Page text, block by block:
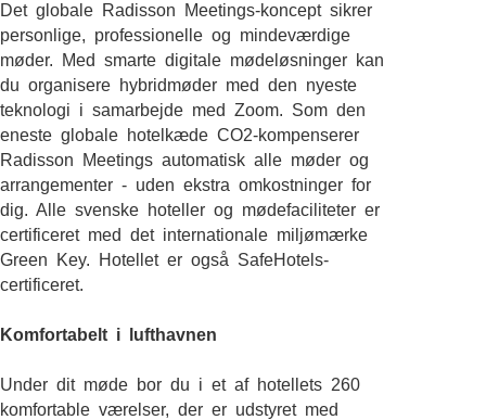
Det globale Radisson Meetings-koncept sikrer
personlige, professionelle og mindeværdige
møder. Med smarte digitale mødeløsninger kan
du organisere hybridmøder med den nyeste
teknologi i samarbejde med Zoom. Som den
eneste globale hotelkæde CO2-kompenserer
Radisson Meetings automatisk alle møder og
arrangementer - uden ekstra omkostninger for
dig. Alle svenske hoteller og mødefaciliteter er
certificeret med det internationale miljømærke
Green Key. Hotellet er også SafeHotels-
certificeret.
Komfortabelt i lufthavnen
Under dit møde bor du i et af hotellets 260
komfortable værelser, der er udstyret med